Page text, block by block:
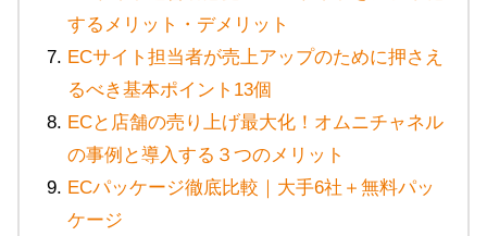
するメリット・デメリット
ECサイト担当者が売上アップのために押さえ
るべき基本ポイント13個
ECと店舗の売り上げ最大化！オムニチャネル
の事例と導入する３つのメリット
ECパッケージ徹底比較｜大手6社＋無料パッ
ケージ